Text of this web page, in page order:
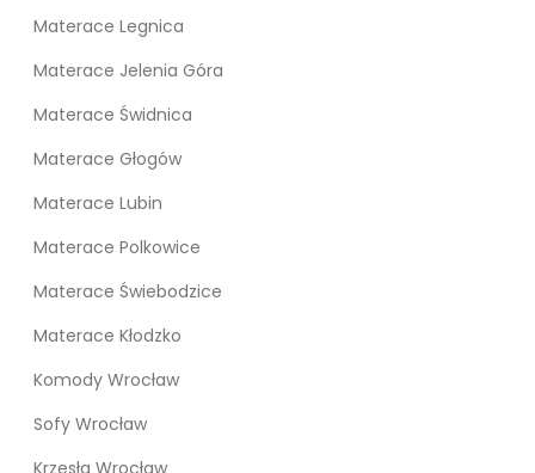
Materace Legnica
Materace Jelenia Góra
Materace Świdnica
Materace Głogów
Materace Lubin
Materace Polkowice
Materace Świebodzice
Materace Kłodzko
Komody Wrocław
Sofy Wrocław
Krzesła Wrocław